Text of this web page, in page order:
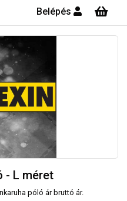
Belépés
- L méret
póló ár bruttó ár.